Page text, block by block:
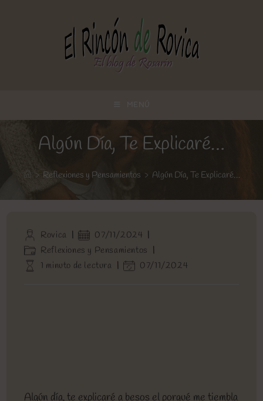
Algún Día, Te Explicaré…
> Reflexiones y Pensamientos > Algún Día, Te Explicaré…
Autor
de
la
entrada:
Rovica
Publicación
la
entrada:
07/11/2024
Categoría
de
la
Reflexiones y Pensamientos
Tiempo1 minuto de lectura
Última07/11/2024
Algún día, te explicaré a besos el porqué me tiembla